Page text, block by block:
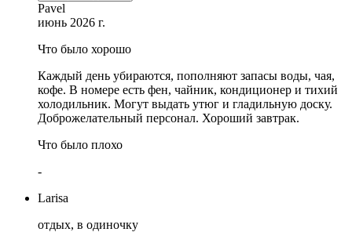
Pavel
июнь 2026 г.
Что было хорошо
Каждый день убираются, пополняют запасы воды, чая,
кофе. В номере есть фен, чайник, кондиционер и тихий
холодильник. Могут выдать утюг и гладильную доску.
Доброжелательный персонал. Хороший завтрак.
Что было плохо
-
Larisa
отдых, в одиночку